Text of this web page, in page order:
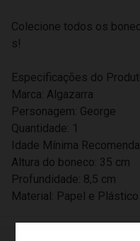
Colecione todos os
s!
Especificações do
Marca: Algazarra
Personagem: George
Quantidade: 1
Idade Mínima
Altura do boneco: 35 cm
Profundidade: 8,5 cm
Material: Papel e Plástico